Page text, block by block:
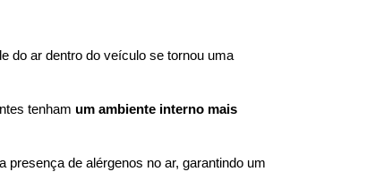
do ar dentro do veículo se tornou uma
tenham um ambiente interno mais
presença de alérgenos no ar, garantindo um